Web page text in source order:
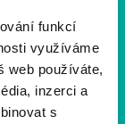
funkcí
využíváme
web používáte,
inzerci a
s
propojil